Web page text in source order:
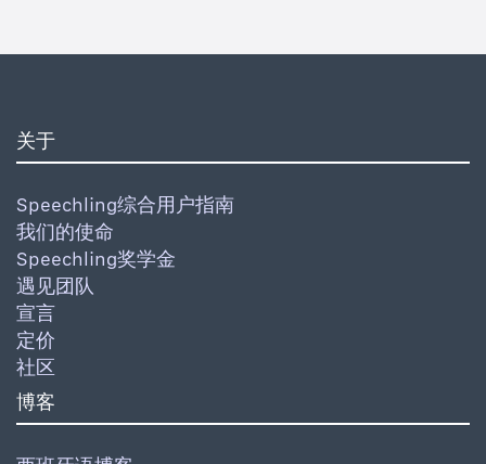
关于
Speechling综合用户指南
我们的使命
Speechling奖学金
遇见团队
宣言
定价
社区
博客